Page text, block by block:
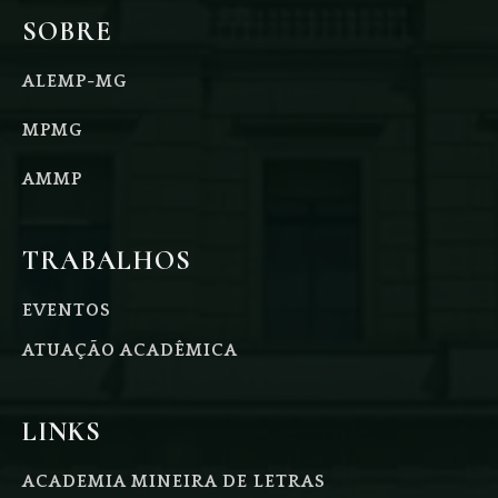
SOBRE
ALEMP-MG
MPMG
AMMP
TRABALHOS
EVENTOS
ATUAÇÃO ACADÊMICA
LINKS
ACADEMIA MINEIRA DE LETRAS